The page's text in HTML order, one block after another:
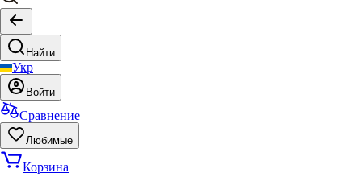
Найти
Укр
Войти
Сравнение
Любимые
Корзина